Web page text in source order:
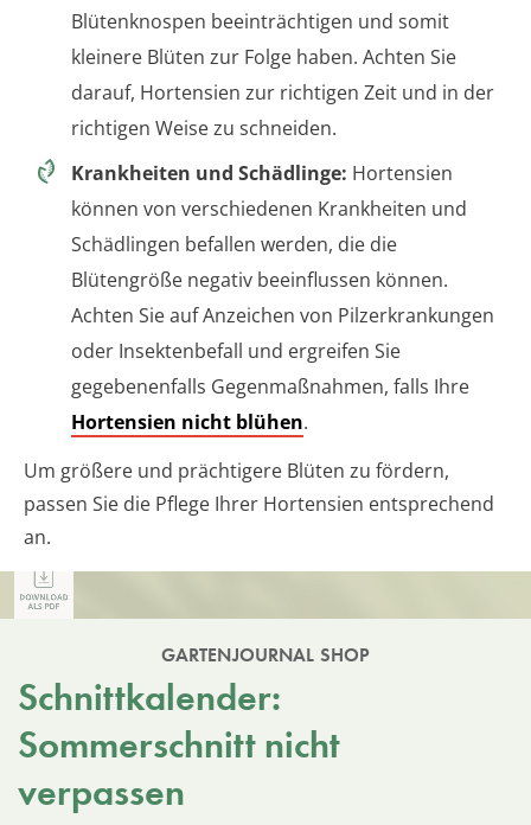
Blütenknospen beeinträchtigen und somit
kleinere Blüten zur Folge haben. Achten Sie
darauf, Hortensien zur richtigen Zeit und in der
richtigen Weise zu schneiden.
Krankheiten und Schädlinge: Hortensien
können von verschiedenen Krankheiten und
Schädlingen befallen werden, die die
Blütengröße negativ beeinflussen können.
Achten Sie auf Anzeichen von Pilzerkrankungen
oder Insektenbefall und ergreifen Sie
gegebenenfalls Gegenmaßnahmen, falls Ihre
Hortensien nicht blühen.
Um größere und prächtigere Blüten zu fördern,
passen Sie die Pflege Ihrer Hortensien entsprechend
an.
GARTENJOURNAL SHOP
Schnittkalender:
Sommerschnitt nicht
verpassen